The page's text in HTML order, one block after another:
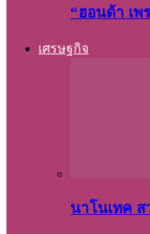
“ฮอนด้า เพ
เศรษฐกิจ
นาโนเทค ส